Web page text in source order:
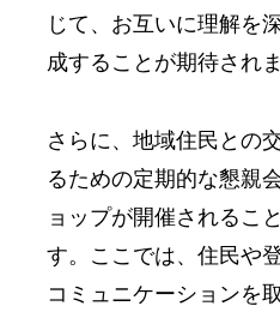
じて、お互いに理解を
成することが期待されま
さらに、地域住民との
るための定期的な懇親
ョップが開催されるこ
す。ここでは、住民や
コミュニケーションを